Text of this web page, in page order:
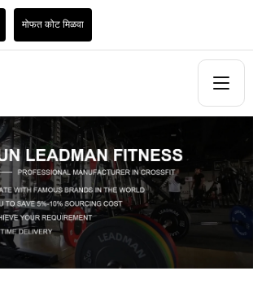
मोफत कोट मिळवा